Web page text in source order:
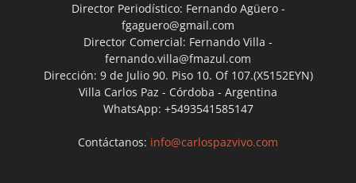
Director Periodístico: Fernando Agüero -
fgaguero@gmail.com
Director Comercial: Fernando Villa -
fernando.villa@fmazul.com
Dirección: 9 de Julio 90. Piso 10. Of 107.(X5152EYN)
Villa Carlos Paz - Córdoba - Argentina
WhatsApp: +5493541585147
Contáctanos: info@carlospazvivo.com